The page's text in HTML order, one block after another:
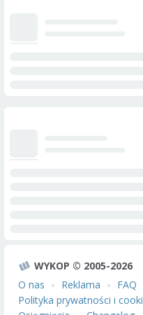
WYKOP © 2005-2026
O nas
Reklama FAQ
Polityka prywatności i